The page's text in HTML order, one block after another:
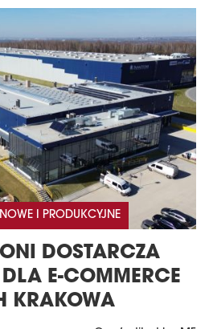
I PRODUKCYJNE
DOSTARCZA
E-COMMERCE
KRAKOWA